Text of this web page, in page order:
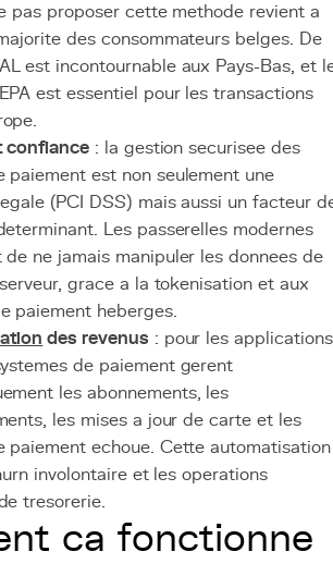
pas proposer cette methode revient a
des consommateurs belges. De
est incontournable aux Pays-Bas, et
est essentiel pour les transactions
confiance : la gestion securisee des
paiement est non seulement une
(PCI DSS) mais aussi un facteur
Les passerelles modernes
ne jamais manipuler les donnees de
grace a la tokenisation et aux
paiement heberges.
des revenus : pour les applications
de paiement gerent
les abonnements, les
les mises a jour de carte et les
paiement echoue. Cette automatisation
involontaire et les operations
tresorerie.
ca fonctionne